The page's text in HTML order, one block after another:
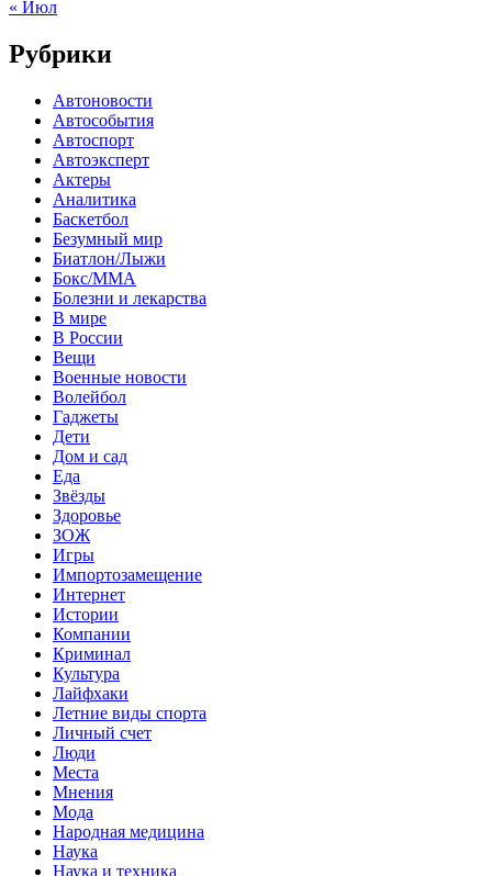
« Июл
Рубрики
Автоновости
Автособытия
Автоспорт
Автоэксперт
Актеры
Аналитика
Баскетбол
Безумный мир
Биатлон/Лыжи
Бокс/MMA
Болезни и лекарства
В мире
В России
Вещи
Военные новости
Волейбол
Гаджеты
Дети
Дом и сад
Еда
Звёзды
Здоровье
ЗОЖ
Игры
Импортозамещение
Интернет
Истории
Компании
Криминал
Культура
Лайфхаки
Летние виды спорта
Личный счет
Люди
Места
Мнения
Мода
Народная медицина
Наука
Наука и техника